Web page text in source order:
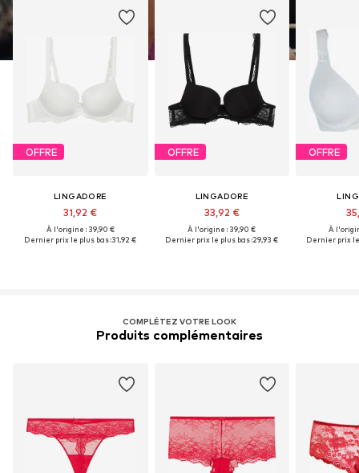
OFFRE
LINGADORE
31,92 €
À l'origine : 39,90 €
Dernier prix le plus bas :31,92 €
OFFRE
LINGADORE
33,92 €
À l'origine : 39,90 €
Dernier prix le plus bas :29,93 €
OFFRE
À
Dernier prix le
COMPLÉTEZ VOTRE LOOK
Produits complémentaires